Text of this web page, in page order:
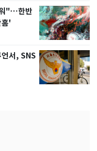
"…한반
'
서, SNS